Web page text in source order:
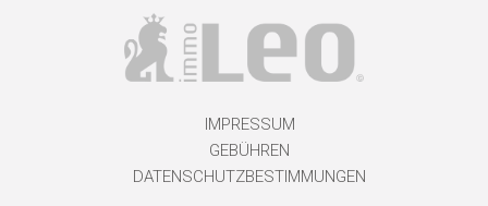
IMPRESSUM
GEBÜHREN
DATENSCHUTZBESTIMMUNGEN